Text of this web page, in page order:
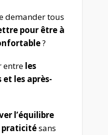
demander tous
pour être à
?
entre les
les après-
l’équilibre
praticitésans